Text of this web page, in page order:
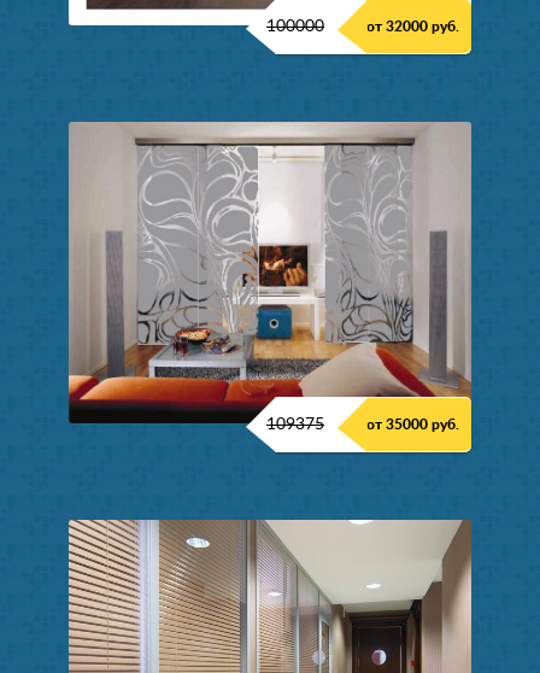
100000 от 32000 руб.
109375 от 35000 руб.